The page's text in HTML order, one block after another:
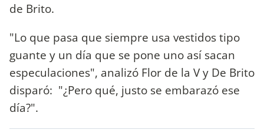
de Brito.
"Lo que pasa que siempre usa vestidos tipo
guante y un día que se pone uno así sacan
especulaciones", analizó Flor de la V y De Brito
disparó: "¿Pero qué, justo se embarazó ese
día?".